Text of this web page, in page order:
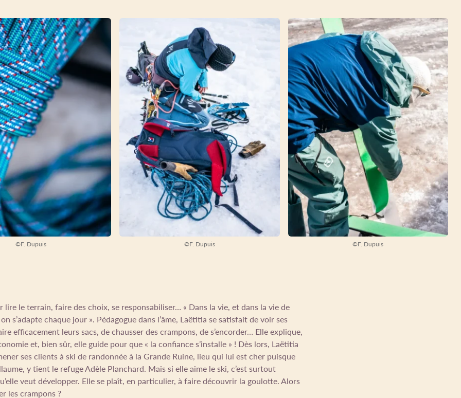
©F. Dupuis ©F. Dupuis ©F. Dupuis
lire le terrain, faire des choix, se responsabiliser… « Dans la vie, et dans la vie de
s’adapte chaque jour ». Pédagogue dans l’âme, Laëtitia se satisfait de voir ses
efficacement leurs sacs, de chausser des crampons, de s’encorder… Elle explique,
et, bien sûr, elle guide pour que « la confiance s’installe » ! Dès lors, Laëtitia
ses clients à ski de randonnée à la Grande Ruine, lieu qui lui est cher puisque
y tient le refuge Adèle Planchard. Mais si elle aime le ski, c’est surtout
veut développer. Elle se plaît, en particulier, à faire découvrir la goulotte. Alors
les crampons ?